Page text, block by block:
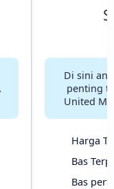
Di sini
penting
United
Harga
Bas
Bas